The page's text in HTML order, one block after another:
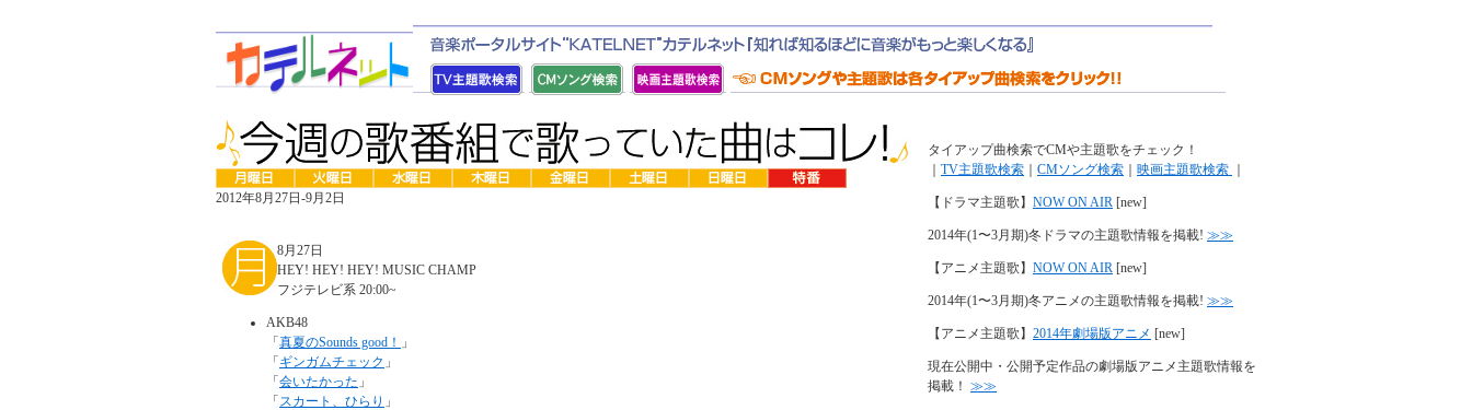
2012年8月27日-9月2日
8月27日
HEY! HEY! HEY! MUSIC CHAMP
フジテレビ系 20:00~
AKB48
「 真夏のSounds good！
」
「 ギンガムチェック 」
「 会いたかった 」
「 スカート、ひらり 」
タイアップ曲検索でCMや主題歌をチェック！
TV主題歌検索 CMソング検索 映画主題歌検索
【ドラマ主題歌】 NOW ON AIR [new]
2014年(1〜3月期)冬ドラマの主題歌情報を掲載! ≫≫
【アニメ主題歌】 NOW ON AIR [new]
2014年(1〜3月期)冬アニメの主題歌情報を掲載! ≫≫
【アニメ主題歌】 2014年劇場版アニメ [new]
現在公開中・公開予定作品の劇場版アニメ主題歌情報を
掲載！ ≫≫